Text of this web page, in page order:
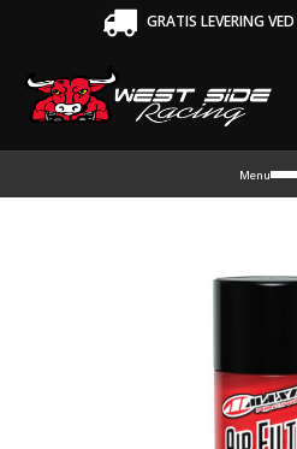
GRATIS LEVERING
Menu